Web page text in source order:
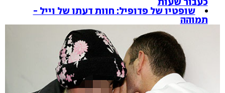
שופטיו של פדופיל: חוות דעתו של וייל -
תמוהה